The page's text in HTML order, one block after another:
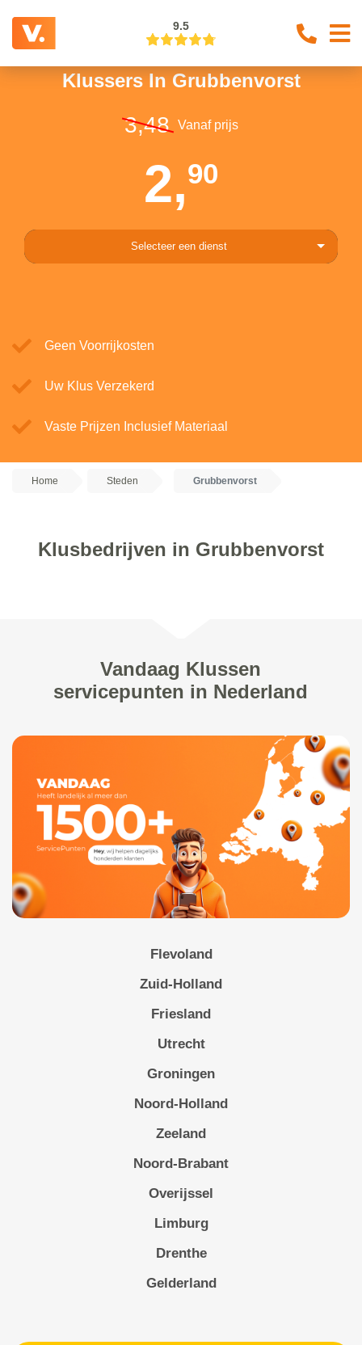
9.5
Klussers In Grubbenvorst
3,48 Vanaf prijs
2,90
Selecteer een dienst
Geen Voorrijkosten
Uw Klus Verzekerd
Vaste Prijzen Inclusief Materiaal
Home Steden Grubbenvorst
Klusbedrijven in Grubbenvorst
Vandaag Klussen
servicepunten in Nederland
Flevoland
Zuid-Holland
Friesland
Utrecht
Groningen
Noord-Holland
Zeeland
Noord-Brabant
Overijssel
Limburg
Drenthe
Gelderland